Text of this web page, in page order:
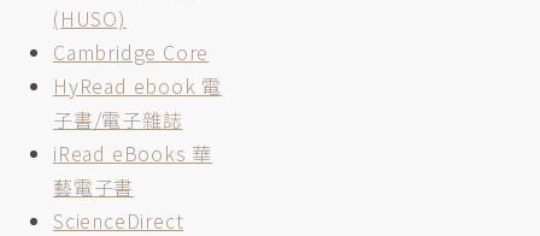
(HUSO)
Cambridge Core
HyRead ebook 電
子書/電子雜誌
iRead eBooks 華
藝電子書
ScienceDirect